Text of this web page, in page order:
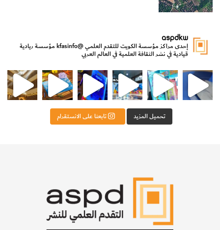
aspdkw
إحدى مراكز مؤسسة الكويت للتقدم العلمي@kfasinfo مؤسسة ريادية
قيادية في نشر الثقافة العلمية في العالم العربي
لشؤون الش
من الأعماق نكتشف ومن الكتب نتعلّم
⁨ ⁨ نتشرف بدعوتكم لزيارة جناح التقدم العلمي للنشر ⁨ رجعنا! ما كنّا بعيد! مجهزين لكم كل جديد!⁩
تحميل المزيد تابعنا على الانستقرام